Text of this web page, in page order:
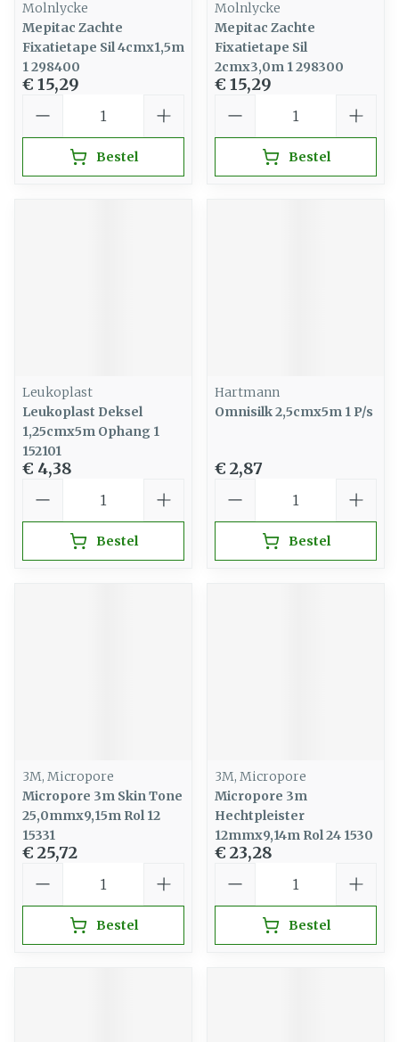
Molnlycke
Mepitac Zachte
Fixatietape Sil 4cmx1,5m
1 298400
€ 15,29
Bestel
Molnlycke
Mepitac Zachte
Fixatietape Sil
2cmx3,0m 1 298300
€ 15,29
Bestel
Leukoplast
Leukoplast Deksel
1,25cmx5m Ophang 1
152101
€ 4,38
Bestel
Hartmann
Omnisilk 2,5cmx5m 1 P/s
€ 2,87
Bestel
3M, Micropore
Micropore 3m Skin Tone
25,0mmx9,15m Rol 12
15331
€ 25,72
Bestel
3M, Micropore
Micropore 3m
Hechtpleister
12mmx9,14m Rol 24 1530
€ 23,28
Bestel